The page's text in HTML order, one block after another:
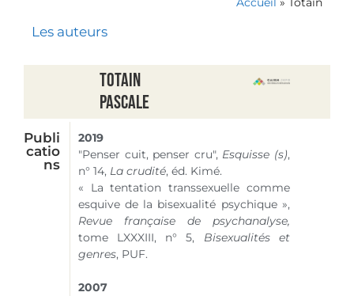
Les auteurs
Totain
Pascale
Publi
catio
ns
2019
"Penser cuit, penser cru", Esquisse (s),
n° 14, La crudité, éd. Kimé.
« La tentation transsexuelle comme
esquive de la bisexualité psychique »,
Revue française de psychanalyse,
tome LXXXIII, n° 5, Bisexualités et
genres, PUF.
2007